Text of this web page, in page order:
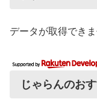
データが取得できま
じゃらんのお